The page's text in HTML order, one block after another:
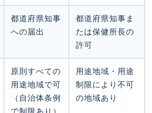
都道府県知事
への届出
都道府県知事ま
たは保健所長の
許可
原則すべての
用途地域で可
（自治体条例
用途地域・用途
制限により不可
の地域あり